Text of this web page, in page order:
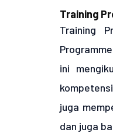
Training
Training
ini
juga
dan juga